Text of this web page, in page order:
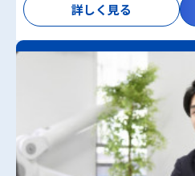
詳しく見る